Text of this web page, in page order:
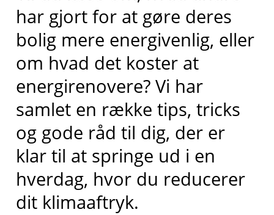
har gjort for at gøre deres
bolig mere energivenlig, eller
om hvad det koster at
energirenovere? Vi har
samlet en række tips, tricks
og gode råd til dig, der er
klar til at springe ud i en
hverdag, hvor du reducerer
dit klimaaftryk.